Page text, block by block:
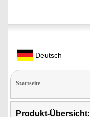
Deutsch
Startseite
Produkt-Übersicht: